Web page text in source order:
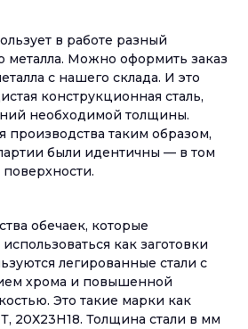
в работе разный
металла. Можно оформить заказ
с нашего склада. И это
конструкционная сталь,
необходимой толщины.
таким образом,
были идентичны — в том
поверхности.
обечаек, которые
как заготовки
легированные стали с
хрома и повышенной
Это такие марки как
20Х23Н18. Толщина стали в мм